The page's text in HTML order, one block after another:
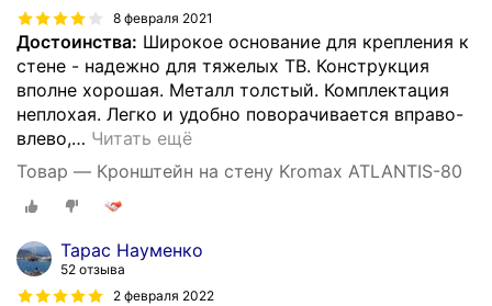
8 февраля 2021
Достоинства: Широкое основание для крепления к
стене - надежно для тяжелых ТВ. Конструкция
вполне хорошая. Металл толстый. Комплектация
неплохая. Легко и удобно поворачивается вправо-
влево,… Читать ещё
Товар — Кронштейн на стену Kromax ATLANTIS-80
Тарас Науменко
52 отзыва
2 февраля 2022